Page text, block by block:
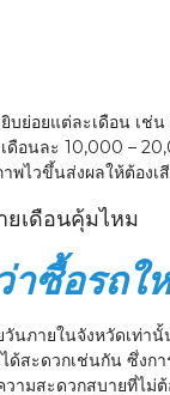
บย่อยแต่ละเดือน เ
ดือนละ 10,000 –
ไวขึ้นส่งผลให้ต้อง
ซื้อรถใ
นภายในจังหวัดเท่านั้
ะดวกเช่นกัน ซึ่งกา
ามสะดวกสบายที่ไ